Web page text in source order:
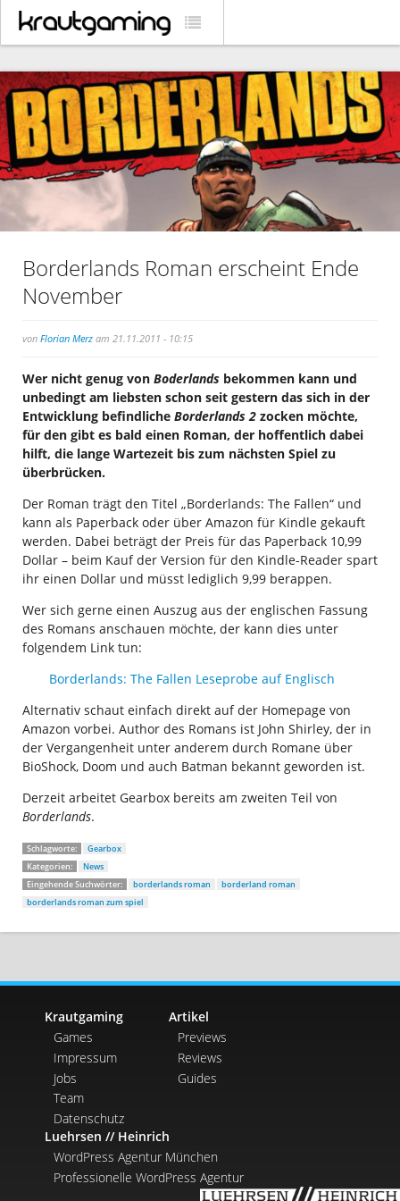
Borderlands Roman erscheint Ende
November
von Florian Merz am 21.11.2011 - 10:15
Wer nicht genug von Boderlands bekommen kann und
unbedingt am liebsten schon seit gestern das sich in der
Entwicklung befindliche Borderlands 2 zocken möchte,
für den gibt es bald einen Roman, der hoffentlich dabei
hilft, die lange Wartezeit bis zum nächsten Spiel zu
überbrücken.
Der Roman trägt den Titel „Borderlands: The Fallen“ und
kann als Paperback oder über Amazon für Kindle gekauft
werden. Dabei beträgt der Preis für das Paperback 10,99
Dollar – beim Kauf der Version für den Kindle-Reader spart
ihr einen Dollar und müsst lediglich 9,99 berappen.
Wer sich gerne einen Auszug aus der englischen Fassung
des Romans anschauen möchte, der kann dies unter
folgendem Link tun:
Borderlands: The Fallen Leseprobe auf Englisch
Alternativ schaut einfach direkt auf der Homepage von
Amazon vorbei. Author des Romans ist John Shirley, der in
der Vergangenheit unter anderem durch Romane über
BioShock, Doom und auch Batman bekannt geworden ist.
Derzeit arbeitet Gearbox bereits am zweiten Teil von
Borderlands.
Schlagworte:
Gearbox
Kategorien:
News
Eingehende Suchwörter:
borderlands roman
borderland roman
borderlands roman zum spiel
Krautgaming
Games
Impressum
Jobs
Team
Datenschutz
Artikel
Previews
Reviews
Guides
Luehrsen // Heinrich
WordPress Agentur München
Professionelle WordPress Agentur